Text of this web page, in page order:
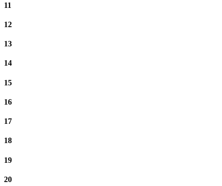
11
12
13
14
15
16
17
18
19
20